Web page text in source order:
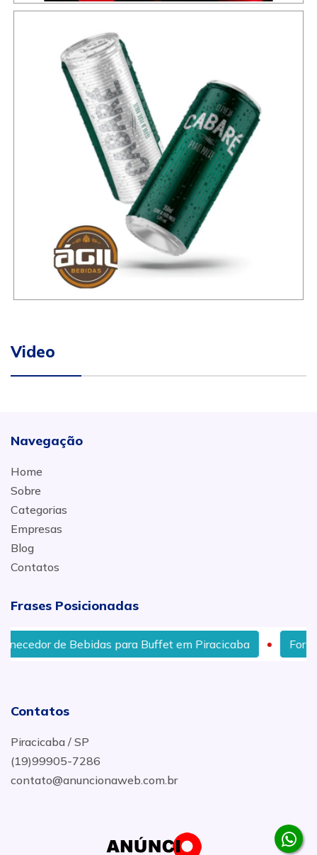
Video
Navegação
Home
Sobre
Categorias
Empresas
Blog
Contatos
Frases Posicionadas
de Bebidas para Buffet em Piracicaba
Contatos
Piracicaba / SP
(19)99905-7286
contato@anuncionaweb.com.br